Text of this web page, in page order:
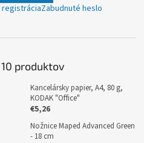
registráciaZabudnuté heslo
10 produktov
Kancelársky papier, A4, 80 g,
KODAK "Office"
€5,26
Nožnice Maped Advanced Green
- 18 cm